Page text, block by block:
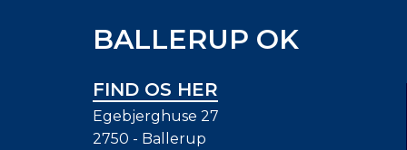
BALLERUP OK
FIND OS HER
Egebjerghuse 27
2750 - Ballerup